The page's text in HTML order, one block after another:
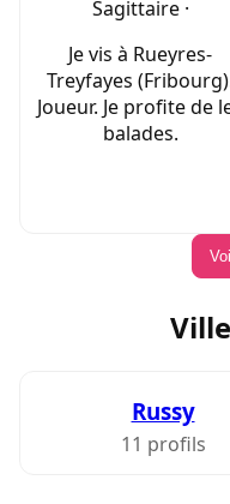
Sagittaire ·
Je vis à Rueyres-
Treyfayes
Joueur. Je profite de
balades.
Russy
11 profils